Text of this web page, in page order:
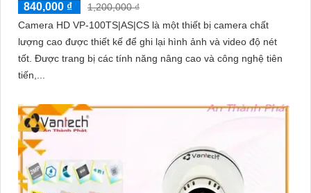
840,000 ₫
1,200,000 ₫
Camera HD VP-100TS|AS|CS là một thiết bị camera chất
lượng cao được thiết kế để ghi lại hình ảnh và video độ nét
tốt. Được trang bị các tính năng nâng cao và công nghệ tiên
tiến,...